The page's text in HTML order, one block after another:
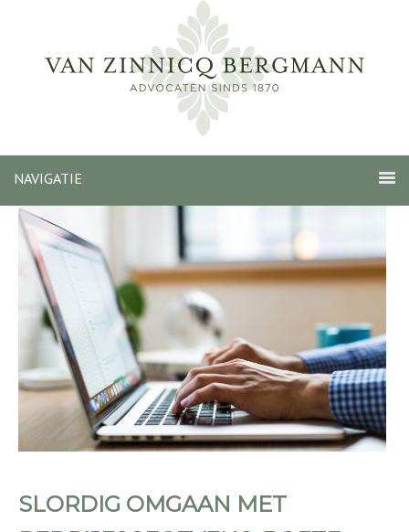
NAVIGATIE
SLORDIG OMGAAN MET